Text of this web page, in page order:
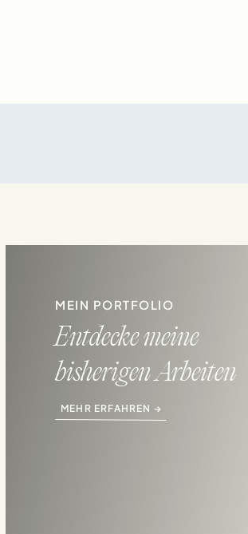
MEHR ERFAHREN →
Entdecke meine
bisherigen Arbeiten
MEIN PORTFOLIO